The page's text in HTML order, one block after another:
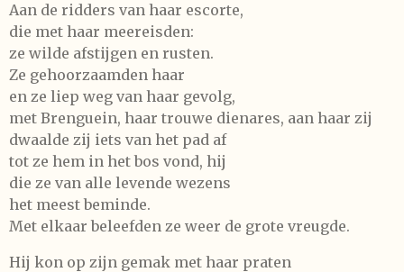
Aan de ridders van haar escorte,
die met haar meereisden:
ze wilde afstijgen en rusten.
Ze gehoorzaamden haar
en ze liep weg van haar gevolg,
met Brenguein, haar trouwe dienares, aan haar zij
dwaalde zij iets van het pad af
tot ze hem in het bos vond, hij
die ze van alle levende wezens
het meest beminde.
Met elkaar beleefden ze weer de grote vreugde.
Hij kon op zijn gemak met haar praten